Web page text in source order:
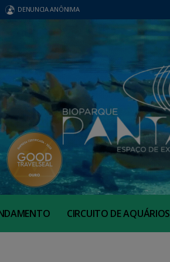
DENUNCIA ANÔNIMA
CIRCUITO DE AQUÁRIOS